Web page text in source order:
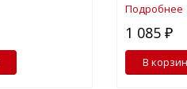
Подробнее
1 085 ₽
В